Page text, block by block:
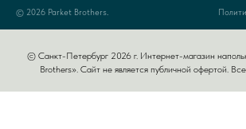
© 2026 Parket Brothers.
© Санкт-Петербург 2026 г. Интернет-магазин
Brothers». Сайт не является публичной офертой.